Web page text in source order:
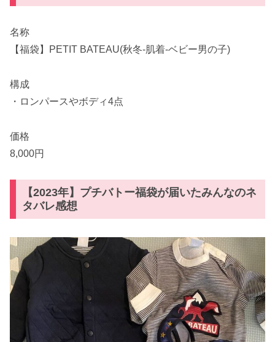
名称
【福袋】PETIT BATEAU(秋冬-肌着-ベビー男の子)
構成
・ロンパースやボディ4点
価格
8,000円
【2023年】プチバトー福袋が届いたみんなのネ
タバレ感想